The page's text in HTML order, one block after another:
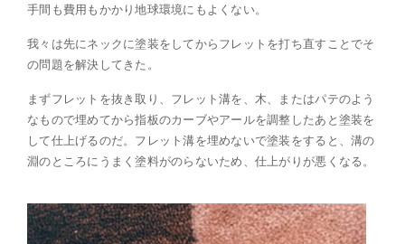
手間も費用もかかり地球環境にもよくない。
我々は先にネックに塗装をしてからフレットを打ち直すことでそ
の問題を解決してきた。
まずフレットを抜き取り、フレット溝を、木、またはパテのよう
なもので埋めてから指板のカーブやアールを調整したあと塗装を
して仕上げるのだ。フレット溝を埋めないで塗装をすると、溝の
淵のところにうまく塗料がのらないため、仕上がりが悪くなる。